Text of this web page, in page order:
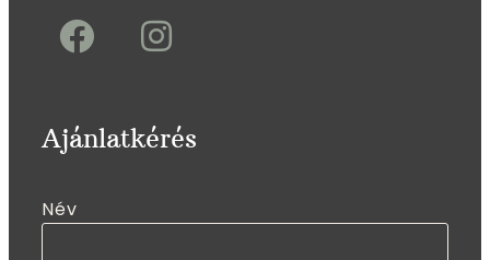
Ajánlatkérés
Név